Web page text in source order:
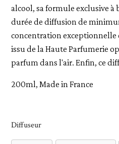
alcool, sa formule exclusive
durée de diffusion de
concentration
issu de la Haute Parfumerie
parfum dans l'air. Enfin, ce
200ml, Made in France
Diffuseur